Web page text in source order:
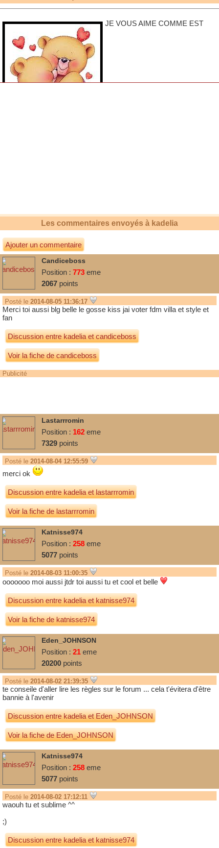
JE VOUS AIME COMME EST
JE VOUS AIME
Les commentaires envoyés à kadelia
Ajouter un commentaire
Candiceboss
Position : 773 eme
2067 points
Posté le 2014-08-05 11:36:17
Merci toi aussi blg belle le gosse kiss jai voter fdm villa et style et
fan
Discussion entrekadeliaetcandiceboss
Voir la fiche de candiceboss
Publicité
Lastarrromin
Position : 162 eme
7329 points
Posté le 2014-08-04 12:55:59
merci ok
Discussion entrekadeliaetlastarrromin
Voir la fiche de lastarrromin
Katnisse974
Position : 258 eme
5077 points
Posté le 2014-08-03 11:00:35
ooooooo moi aussi jtdr toi aussi tu et cool et belle
Discussion entrekadeliaetkatnisse974
Voir la fiche de katnisse974
Eden_JOHNSON
Position : 21 eme
20200 points
Posté le 2014-08-02 21:39:35
te conseile d'aller lire les règles sur le forum ... cela t'évitera d'être
bannie à l'avenir
Discussion entrekadeliaetEden_JOHNSON
Voir la fiche de Eden_JOHNSON
Katnisse974
Position : 258 eme
5077 points
Posté le 2014-08-02 17:12:11
waouh tu et sublime ^^
;)
Discussion entrekadeliaetkatnisse974